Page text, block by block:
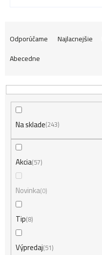
R
a
d
e
Odporúčame Najlacnejšie
Abecedne
Na sklade 243
Akcia 57
Novinka 0
Tip 8
Výpredaj 51